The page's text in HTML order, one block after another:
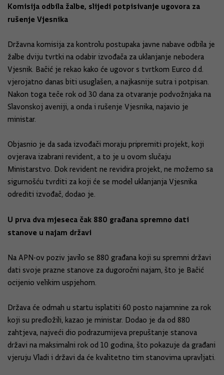
Komisija odbila žalbe, slijedi potpisivanje ugovora za
rušenje Vjesnika
Državna komisija za kontrolu postupaka javne nabave odbila je
žalbe dviju tvrtki na odabir izvođača za uklanjanje nebodera
Vjesnik. Bačić je rekao kako će ugovor s tvrtkom Eurco d.d.
vjerojatno danas biti usuglašen, a najkasnije sutra i potpisan.
Nakon toga teče rok od 30 dana za otvaranje podvožnjaka na
Slavonskoj aveniji, a onda i rušenje Vjesnika, najavio je
ministar.
Objasnio je da sada izvođači moraju pripremiti projekt, koji
ovjerava izabrani revident, a to je u ovom slučaju
Ministarstvo. Dok revident ne revidira projekt, ne možemo sa
sigurnošću tvrditi za koji će se model uklanjanja Vjesnika
odrediti izvođač, dodao je.
U prva dva mjeseca čak 880 građana spremno dati
stanove u najam državi
Na APN-ov poziv javilo se 880 građana koji su spremni državi
dati svoje prazne stanove za dugoročni najam, što je Bačić
ocijenio velikim uspjehom.
Država će odmah u startu isplatiti 60 posto najamnine za rok
koji su predložili, kazao je ministar. Dodao je da od 880
zahtjeva, najveći dio podrazumijeva prepuštanje stanova
državi na maksimalni rok od 10 godina, što pokazuje da građani
vjeruju Vladi i državi da će kvalitetno tim stanovima upravljati.